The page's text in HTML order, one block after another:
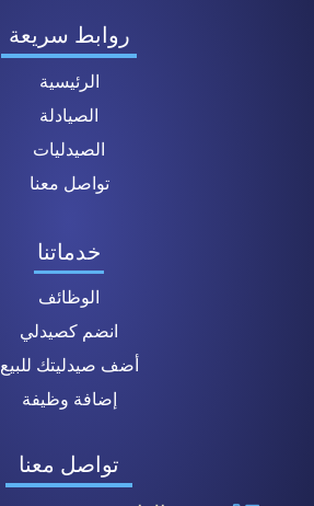
روابط سريعة
الرئيسية
الصيادلة
الصيدليات
تواصل معنا
خدماتنا
الوظائف
انضم كصيدلي
أضف صيدليتك للبيع
إضافة وظيفة
تواصل معنا